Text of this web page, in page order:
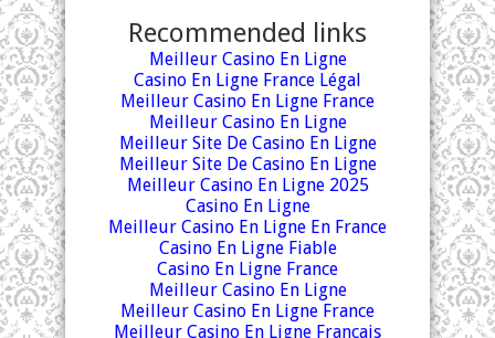
Recommended links
Meilleur Casino En Ligne
Casino En Ligne France Légal
Meilleur Casino En Ligne France
Meilleur Casino En Ligne
Meilleur Site De Casino En Ligne
Meilleur Site De Casino En Ligne
Meilleur Casino En Ligne 2025
Casino En Ligne
Meilleur Casino En Ligne En France
Casino En Ligne Fiable
Casino En Ligne France
Meilleur Casino En Ligne
Meilleur Casino En Ligne France
Meilleur Casino En Ligne Français